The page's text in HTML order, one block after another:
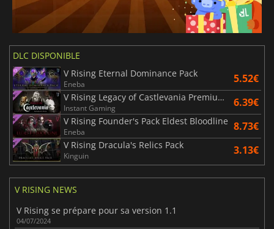
DLC DISPONIBLE
V Rising Eternal Dominance Pack
Eneba 5.52€
V Rising Legacy of Castlevania Premium Pack
Instant Gaming 6.39€
V Rising Founder's Pack Eldest Bloodline
Eneba 8.73€
V Rising Dracula's Relics Pack
Kinguin 3.13€
V RISING NEWS
V Rising se prépare pour sa version 1.1
04/07/2024